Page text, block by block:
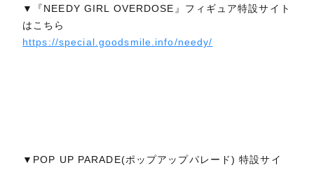
▼『NEEDY GIRL OVERDOSE』フィギュア特設サイト
はこちら
https://special.goodsmile.info/needy/
▼POP UP PARADE(ポップアップパレード) 特設サイ